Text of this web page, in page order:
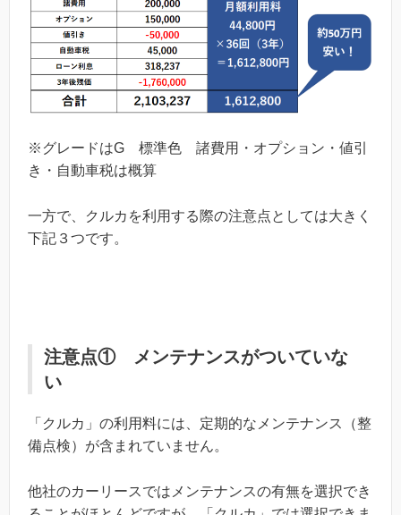
※グレードはG 標準色 諸費用・オプション・値引
き・自動車税は概算
一方で、クルカを利用する際の注意点としては大きく
下記３つです。
注意点① メンテナンスがついていな
い
「クルカ」の利用料には、定期的なメンテナンス（整
備点検）が含まれていません。
他社のカーリースではメンテナンスの有無を選択でき